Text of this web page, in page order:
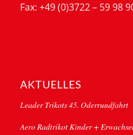
Fax: +49 (0)3722 – 59 98
AKTUELLES
Leader Trikots 45. Oderrundfahrt
Aero Radtrikot Kinder +